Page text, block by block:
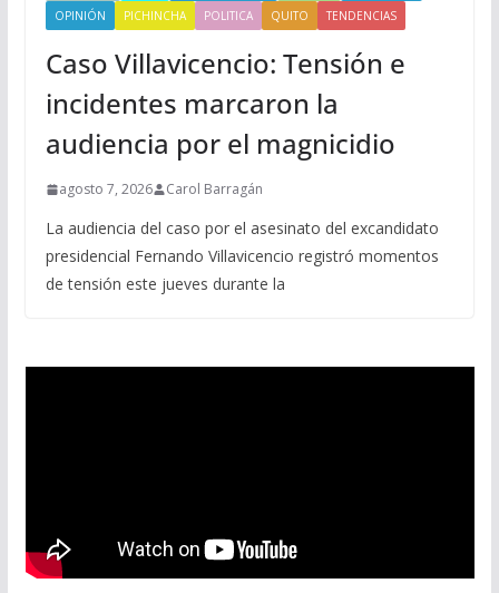
OPINIÓN
PICHINCHA POLITICA QUITO TENDENCIAS
Caso Villavicencio: Tensión e
incidentes marcaron la
audiencia por el magnicidio
agosto 7, 2026 Carol Barragán
La audiencia del caso por el asesinato del excandidato
presidencial Fernando Villavicencio registró momentos
de tensión este jueves durante la